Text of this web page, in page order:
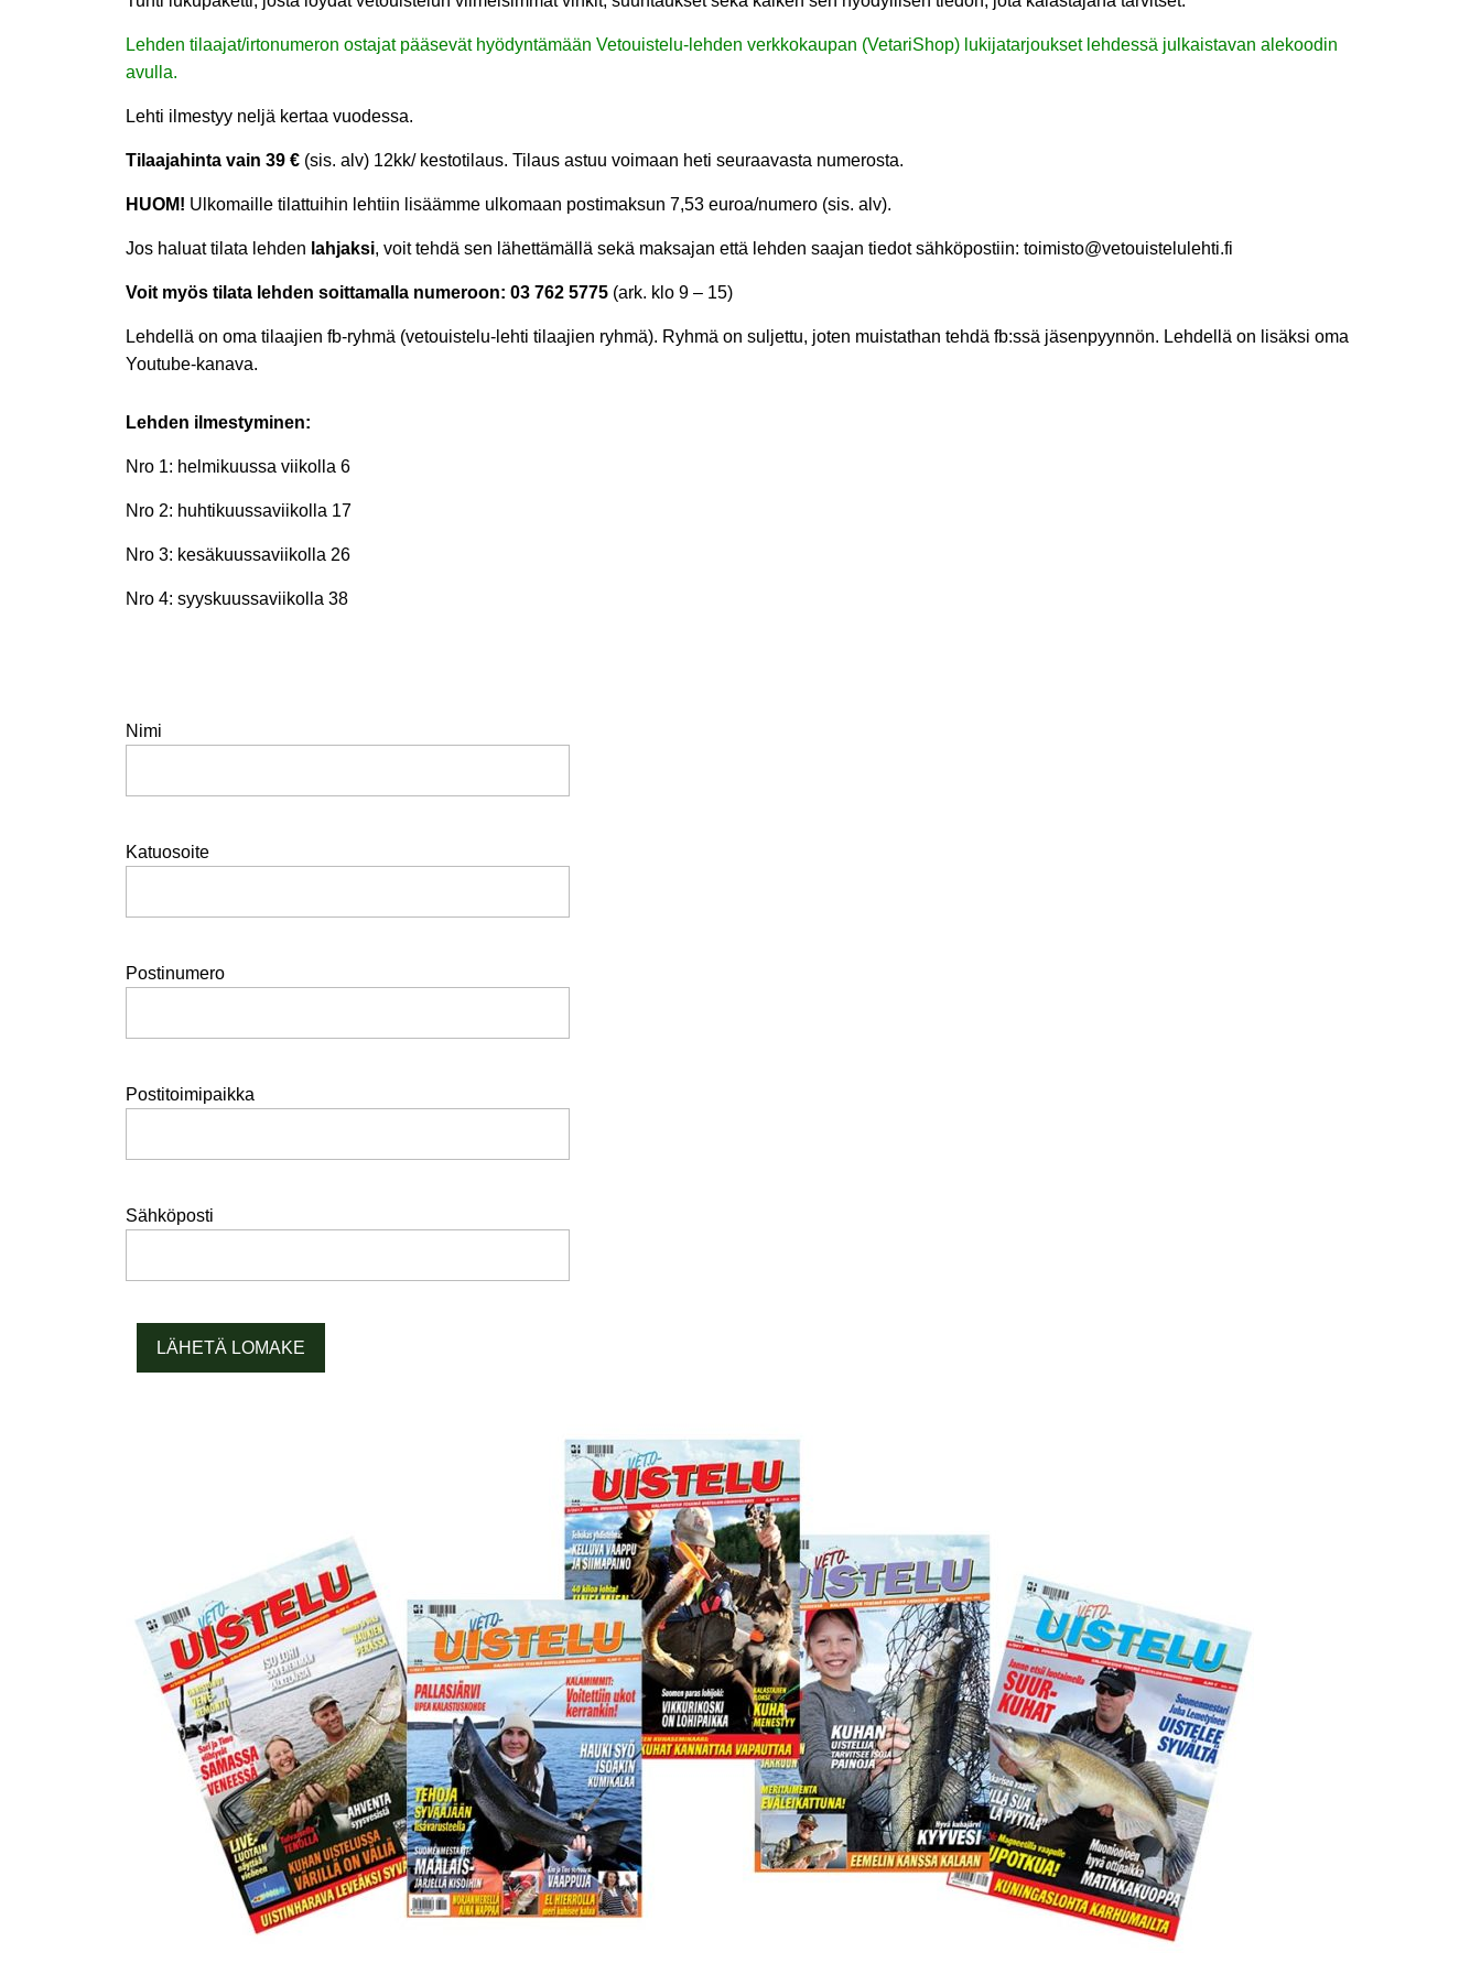
Lehden tilaajat/irtonumeron ostajat pääsevät hyödyntämään Vetouistelu-lehden verkkokaupan (VetariShop) lukijatarjoukset lehdessä julkaistavan alekoodin
avulla.
Lehti ilmestyy neljä kertaa vuodessa.
Tilaajahinta vain 39 € (sis. alv) 12kk/ kestotilaus. Tilaus astuu voimaan heti seuraavasta numerosta.
HUOM! Ulkomaille tilattuihin lehtiin lisäämme ulkomaan postimaksun 7,53 euroa/numero (sis. alv).
Jos haluat tilata lehden lahjaksi, voit tehdä sen lähettämällä sekä maksajan että lehden saajan tiedot sähköpostiin: toimisto@vetouistelulehti.fi
Voit myös tilata lehden soittamalla numeroon: 03 762 5775 (ark. klo 9 – 15)
Lehdellä on oma tilaajien fb-ryhmä (vetouistelu-lehti tilaajien ryhmä). Ryhmä on suljettu, joten muistathan tehdä fb:ssä jäsenpyynnön. Lehdellä on lisäksi oma
Youtube-kanava.
Lehden ilmestyminen:
Nro 1: helmikuussa viikolla 6
Nro 2: huhtikuussaviikolla 17
Nro 3: kesäkuussaviikolla 26
Nro 4: syyskuussaviikolla 38
Nimi
Katuosoite
Postinumero
Postitoimipaikka
Sähköposti